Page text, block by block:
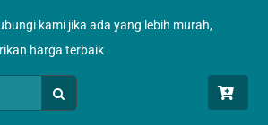
kami jika ada yang lebih murah,
harga terbaik